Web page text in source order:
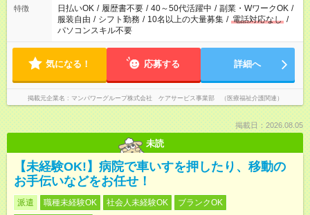
案内が難しい場合があります
特徴 日払いOK / 履歴書不要 / 40～50代活躍中 / 副業・WワークOK /
服装自由 / シフト勤務 / 10名以上の大量募集 / 電話対応なし /
パソコンスキル不要
気になる！ 応募する 詳細へ
掲載元企業名 マンパワーグループ株式会社 ケアサービス事業部 （医療福祉介護関連）
掲載日：2026.08.05
未読
【未経験OK!】病院で車いすを押したり、移動の
お手伝いなどをお任せ！
派遣 職種未経験OK 社会人未経験OK
ブランクOK